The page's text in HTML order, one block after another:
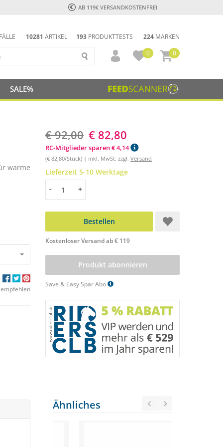
AB 119€ VERSANDKOSTENFREI
193 PRODUKTTESTS 224 MARKEN
10281 ARTIKEL
0
0
SALE%
warme
€ 92,00 € 82,80
RC-Mitglieder sparen € 4,14
(€ 82,80/Stück) | inkl. MwSt. zzgl. Versand
Lieferzeit 5-10 Werktage
Menge
- +
Bestellen
Kostenloser Versand ab € 119
Produkt abonnieren
Save & Easy Spar Abo
Ähnliches